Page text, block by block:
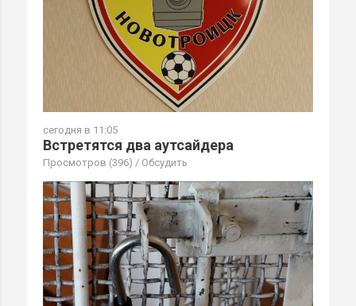
сегодня в 11:05
Встретятся два аутсайдера
Просмотров (396) / Обсудить